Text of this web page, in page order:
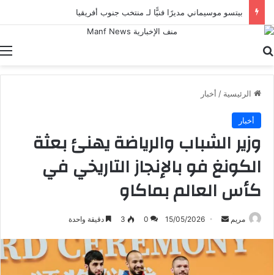
بيتسو موسيماني مديرًا فنيًّا لـ منتخب جنوب أفريقيا
الرئيسية / أخبار
أخبار
وزير الشباب والرياضة يهنئ بعثة
الكونغ فو بالإنجاز التاريخي في
كأس العالم بماكاو
مريم
أرسل
إلكترونيا
15/05/2026
0
3 دقيقة واحدة